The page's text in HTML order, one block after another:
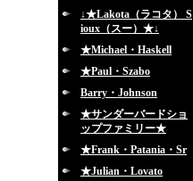
↓★Lakota（ラコタ） S
ioux（スー）★↓
★Michael・Haskell
★Paul・Szabo
Barry・Johnson
★サンダーバードショ
ップファミリー★
★Frank・Patania・Sr
★Julian・Lovato